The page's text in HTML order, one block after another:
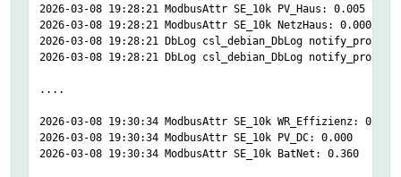
2026-03-08 19:28:21 ModbusAttr SE_10k PV_Haus: 0.005
2026-03-08 19:28:21 ModbusAttr SE_10k NetzHaus: 0.000
2026-03-08 19:28:21 DbLog csl_debian_DbLog
2026-03-08 19:28:21 DbLog csl_debian_DbLog
....
2026-03-08 19:30:34 ModbusAttr SE_10k WR_Effizienz: 0.985
2026-03-08 19:30:34 ModbusAttr SE_10k PV_DC: 0.000
2026-03-08 19:30:34 ModbusAttr SE_10k BatNet: 0.360